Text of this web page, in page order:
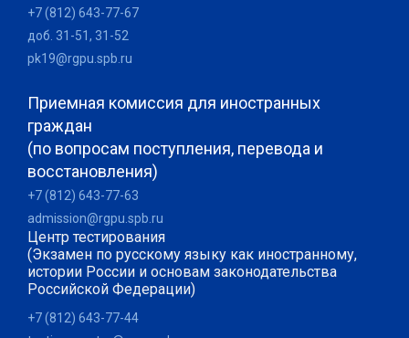
+7 (812) 643-77-67
доб. 31-51, 31-52
pk19@rgpu.spb.ru
Приемная комиссия для иностранных
граждан
(по вопросам поступления, перевода и
восстановления)
+7 (812) 643-77-63
admission@rgpu.spb.ru
Центр тестирования
(Экзамен по русскому языку как иностранному,
истории России и основам законодательства
Российской Федерации)
+7 (812) 643-77-44